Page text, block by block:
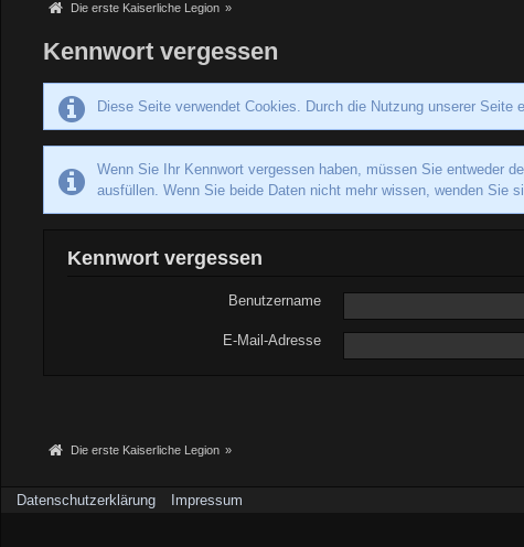
Die erste Kaiserliche Legion »
Kennwort vergessen
Diese Seite verwendet Cookies. Durch die Nutzung unserer
Wenn Sie Ihr Kennwort vergessen haben, müssen Sie entweder
ausfüllen. Wenn Sie beide Daten nicht mehr wissen, wenden Sie
Kennwort vergessen
Benutzername
E-Mail-Adresse
Die erste Kaiserliche Legion »
Datenschutzerklärung Impressum